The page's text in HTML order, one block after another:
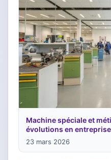
Machine spéciale et
évolutions en entreprise
23 mars 2026